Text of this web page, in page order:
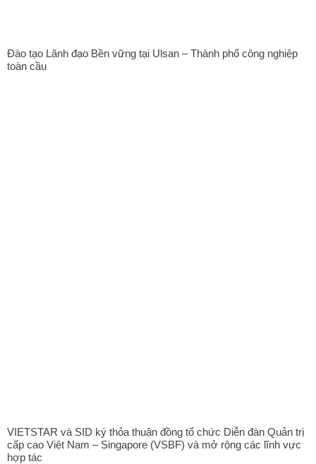
Đào tạo Lãnh đạo Bền vững tại Ulsan – Thành phố công nghiệp
toàn cầu
VIETSTAR và SID ký thỏa thuận đồng tổ chức Diễn đàn Quản trị
cấp cao Việt Nam – Singapore (VSBF) và mở rộng các lĩnh vực
hợp tác